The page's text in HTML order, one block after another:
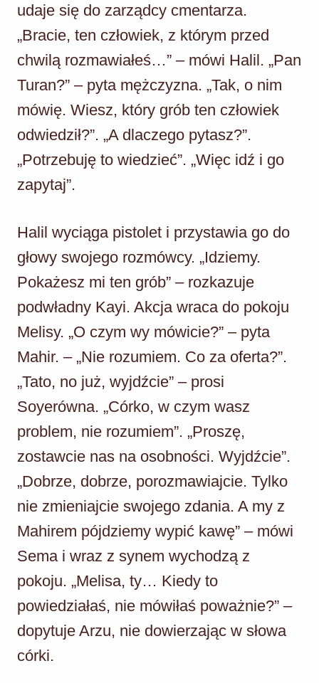
udaje się do zarządcy cmentarza.
„Bracie, ten człowiek, z którym przed
chwilą rozmawiałeś…” – mówi Halil. „Pan
Turan?” – pyta mężczyzna. „Tak, o nim
mówię. Wiesz, który grób ten człowiek
odwiedził?”. „A dlaczego pytasz?”.
„Potrzebuję to wiedzieć”. „Więc idź i go
zapytaj”.
Halil wyciąga pistolet i przystawia go do
głowy swojego rozmówcy. „Idziemy.
Pokażesz mi ten grób” – rozkazuje
podwładny Kayi. Akcja wraca do pokoju
Melisy. „O czym wy mówicie?” – pyta
Mahir. – „Nie rozumiem. Co za oferta?”.
„Tato, no już, wyjdźcie” – prosi
Soyerówna. „Córko, w czym wasz
problem, nie rozumiem”. „Proszę,
zostawcie nas na osobności. Wyjdźcie”.
„Dobrze, dobrze, porozmawiajcie. Tylko
nie zmieniajcie swojego zdania. A my z
Mahirem pójdziemy wypić kawę” – mówi
Sema i wraz z synem wychodzą z
pokoju. „Melisa, ty… Kiedy to
powiedziałaś, nie mówiłaś poważnie?” –
dopytuje Arzu, nie dowierzając w słowa
córki.